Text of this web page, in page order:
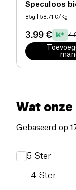
Speculoos
85g | 58.71 €/Kg
3.99 €
Wat
Gebaseerd op
5 Ster
4 Ster